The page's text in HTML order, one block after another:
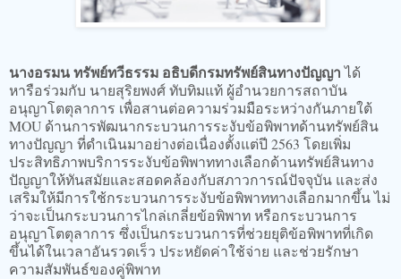
​นางอรมน ทรัพย์ทวีธรรม อธิบดีกรมทรัพย์สินทางปัญญาได้
หารือร่วมกับ นายสุริยพงศ์ ทับทิมแท้ ผู้อำนวยการสถาบัน
อนุญาโตตุลาการ เพื่อสานต่อความร่วมมือระหว่างกันภายใต้
MOU ด้านการพัฒนากระบวนการระงับข้อพิพาทด้านทรัพย์สิน
ทางปัญญา ที่ดำเนินมาอย่างต่อเนื่องตั้งแต่ปี 2563 โดยเพิ่ม
ประสิทธิภาพบริการระงับข้อพิพาททางเลือกด้านทรัพย์สินทาง
ปัญญาให้ทันสมัยและสอดคล้องกับสภาวการณ์ปัจจุบัน และส่ง
เสริมให้มีการใช้กระบวนการระงับข้อพิพาททางเลือกมากขึ้น ไม่
ว่าจะเป็นกระบวนการไกล่เกลี่ยข้อพิพาท หรือกระบวนการ
อนุญาโตตุลาการ ซึ่งเป็นกระบวนการที่ช่วยยุติข้อพิพาทที่เกิด
ขึ้นได้ในเวลาอันรวดเร็ว ประหยัดค่าใช้จ่าย และช่วยรักษา
ความสัมพันธ์ของคู่พิพาท